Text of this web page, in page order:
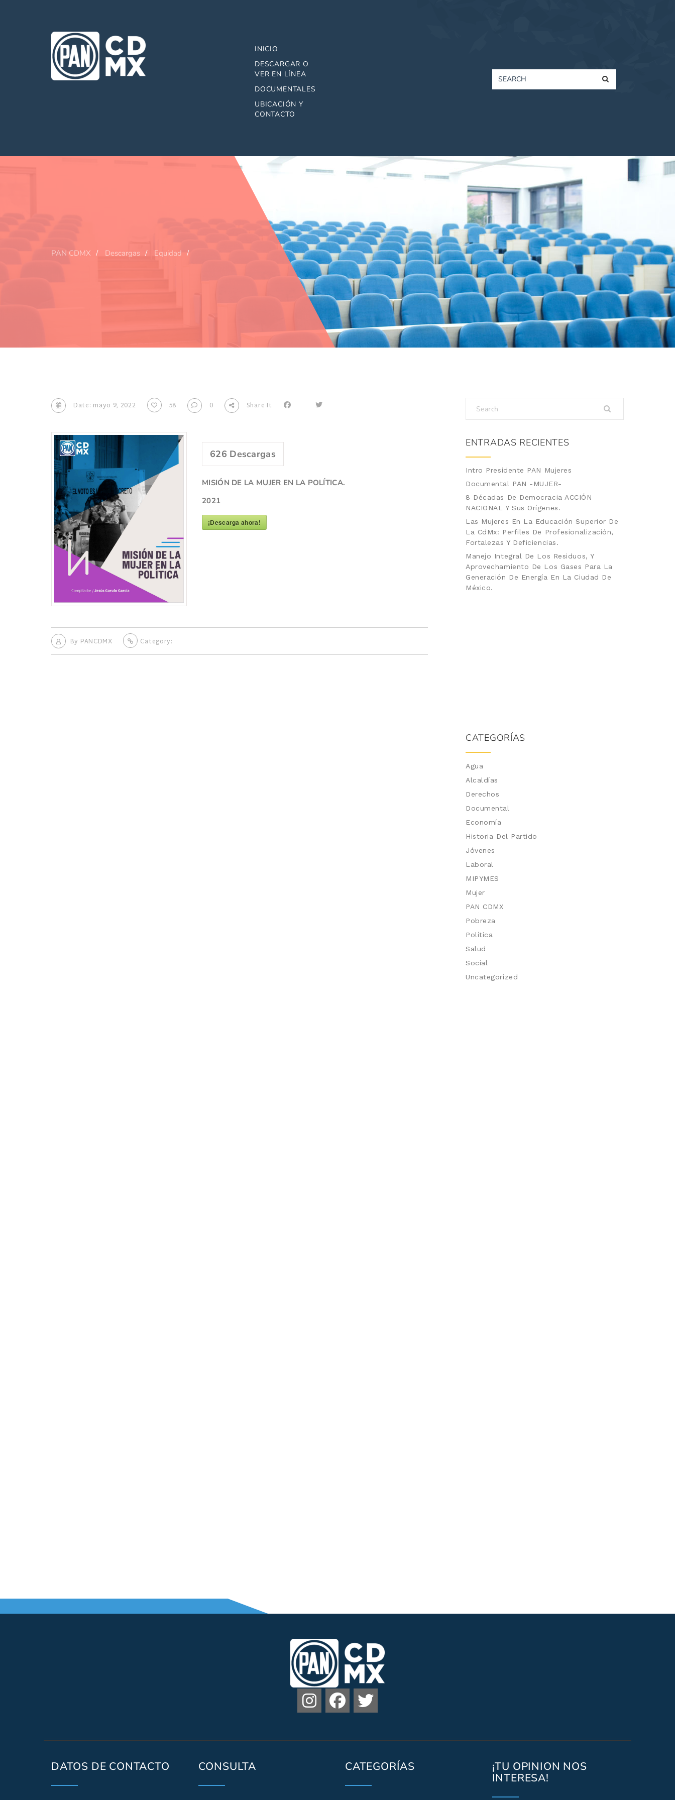
INICIO
DESCARGAR O
VER EN LÍNEA
DOCUMENTALES
UBICACIÓN Y
CONTACTO
PAN CDMX Descargas Equidad
Date: mayo 9, 2022 58 0 Share It
626 Descargas
MISIÓN DE LA MUJER EN LA POLÍTICA.
2021
¡Descarga ahora!
By PANCDMX Category:
ENTRADAS RECIENTES
Intro Presidente PAN Mujeres
Documental PAN -MUJER-
8 Décadas De Democracia ACCIÓN
NACIONAL Y Sus Orígenes.
Las Mujeres En La Educación Superior De
La CdMx: Perfiles De Profesionalización,
Fortalezas Y Deficiencias.
Manejo Integral De Los Residuos, Y
Aprovechamiento De Los Gases Para La
Generación De Energía En La Ciudad De
México.
CATEGORÍAS
Agua
Alcaldías
Derechos
Documental
Economía
Historia Del Partido
Jóvenes
Laboral
MIPYMES
Mujer
PAN CDMX
Pobreza
Política
Salud
Social
Uncategorized
DATOS DE CONTACTO CONSULTA CATEGORÍAS
¡TU OPINION NOS
INTERESA!